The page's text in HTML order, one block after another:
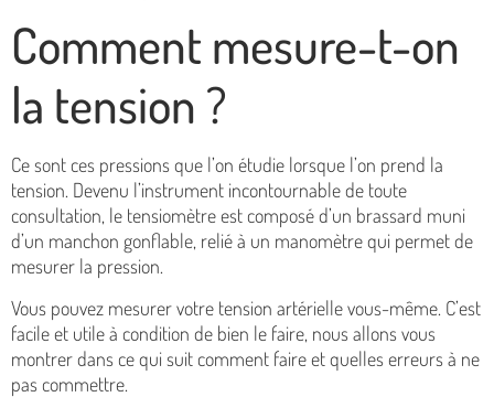
Comment mesure-t-on
la tension ?
Ce sont ces pressions que l’on étudie lorsque l’on prend la
tension. Devenu l’instrument incontournable de toute
consultation, le tensiomètre est composé d’un brassard muni
d’un manchon gonflable, relié à un manomètre qui permet de
mesurer la pression.
Vous pouvez mesurer votre tension artérielle vous-même. C’est
facile et utile à condition de bien le faire, nous allons vous
montrer dans ce qui suit comment faire et quelles erreurs à ne
pas commettre.